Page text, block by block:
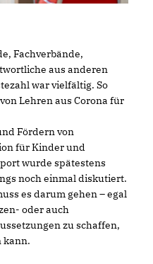
Fachverbände,
aus anderen
war vielfältig. So
Lehren aus Corona für
Fördern von
für Kinder und
wurde spätestens
noch einmal diskutiert.
es darum gehen – egal
oder auch
zu schaffen,
kann.